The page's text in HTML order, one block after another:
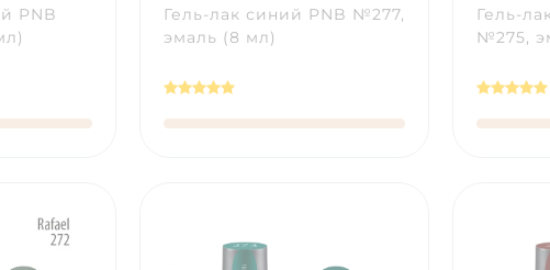
PNB
Гель-лак синий PNB №277,
эмаль (8 мл)
Гель-
№275,